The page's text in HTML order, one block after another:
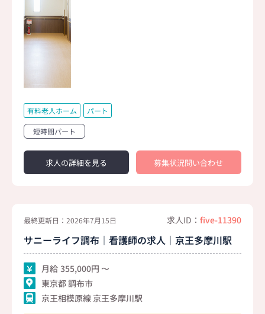
有料老人ホーム パート
短時間パート
求人の詳細を見る 募集状況問い合わせ
最終更新日：2026年7月15日 求人ID： five-11390
サニーライフ調布｜看護師の求人｜京王多摩川駅
月給 355,000
東京都 調布市
京王相模原線 京王多摩川駅